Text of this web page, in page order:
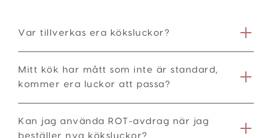
Var tillverkas era köksluckor?
Mitt kök har mått som inte är standard,
kommer era luckor att passa?
Kan jag använda ROT-avdrag när jag
beställer nya köksluckor?